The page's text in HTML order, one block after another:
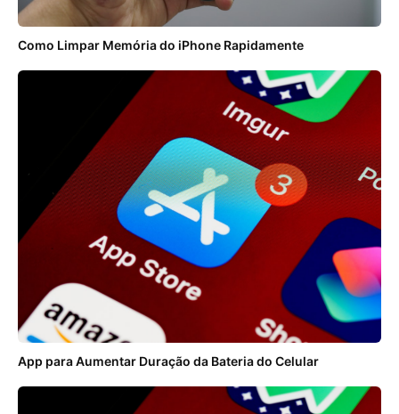
Como Limpar Memória do iPhone Rapidamente
App para Aumentar Duração da Bateria do Celular